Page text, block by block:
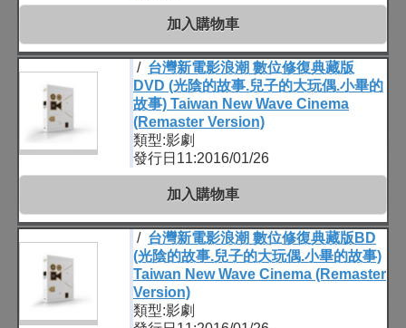
加入購物車
/ 台灣新電影浪潮 數位修復典藏版
DVD (光陰的故事.兒子的大玩偶.小畢的
故事) Taiwan New Wave Cinema
(Remaster Version)
類型:影劇
發行日11:2016/01/26
加入購物車
/ 台灣新電影浪潮 數位修復典藏版BD
(光陰的故事.兒子的大玩偶.小畢的故事)
Taiwan New Wave Cinema (Remaster
Version)
類型:影劇